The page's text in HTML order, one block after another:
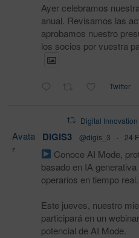
Ayer celebramos
anual. Revisamos las
aprobamos nuestro
los socios por vuestra
Twitter
Digital
Avata
r
DIGIS3 @digis_3 · 24
Conoce AI Mode,
basado en IA
operarios en tiempo real.
Este jueves, nuestro
participará en un
potencial de AI Mode.